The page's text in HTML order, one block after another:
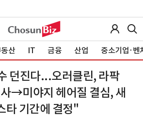
산 IT 금융 산업 중소기업·벤
던진다...오러클린, 라팍
→미야지 헤어질 결심, 새
타 기간에 결정"